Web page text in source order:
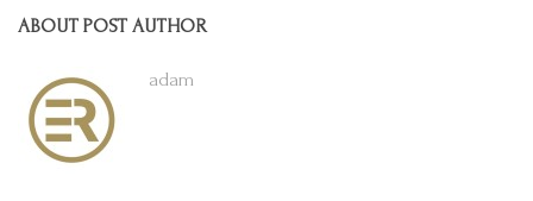
ABOUT POST AUTHOR
adam